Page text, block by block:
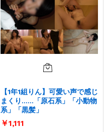
【1年1組りん】可愛い声で感じ
まくり……「原石系」「小動物
系」「黒髪」
￥1,111